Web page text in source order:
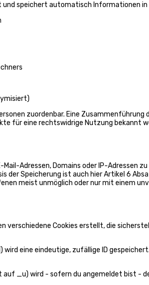
und speichert automatisch Informationen
zuordenbar. Eine
für eine rechtswidrige Nutzung bekannt
Adressen, Domains oder IP-Adressen
der Speicherung ist auch hier Artikel 6
meist unmöglich oder nur mit einem
verschiedene Cookies erstellt, die
wird eine eindeutige, zufällige ID
auf _u) wird - sofern du angemeldet bist -